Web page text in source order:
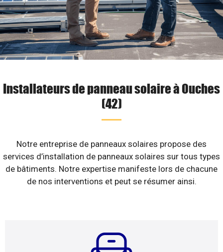
Installateurs de panneau solaire à Ouches
(42)
Notre entreprise de panneaux solaires propose des
services d’installation de panneaux solaires sur tous types
de bâtiments. Notre expertise manifeste lors de chacune
de nos interventions et peut se résumer ainsi.